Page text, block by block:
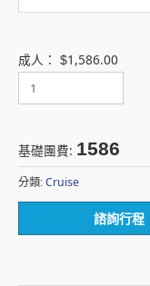
成人： $1,586.00
基礎團費: 1586
分類: Cruise
諮詢行程